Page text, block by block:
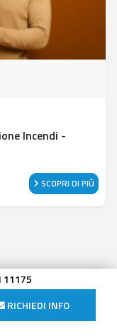
Incendi -
SCOPRI DI PIÙ
11175
RICHIEDI INFO